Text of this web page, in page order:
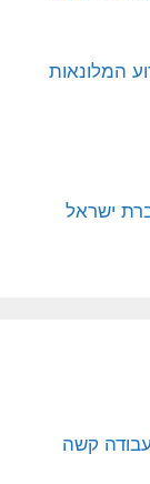
המלונאות
ישראל
קשה